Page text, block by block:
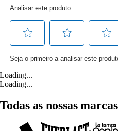
Loading...
Loading...
Todas as nossas marcas